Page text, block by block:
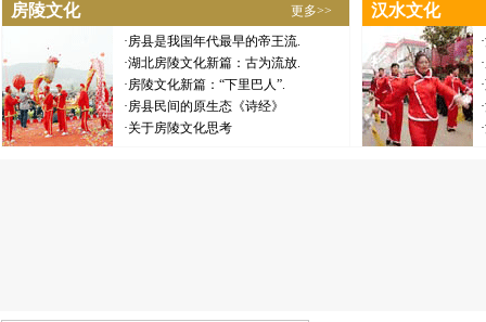
房陵文化
更多>>
·房县是我国年代最早的帝王流.
·湖北房陵文化新篇：古为流放.
·房陵文化新篇：“下里巴人”.
·房县民间的原生态《诗经》
·关于房陵文化思考
汉水文化
·
·
·
·
·